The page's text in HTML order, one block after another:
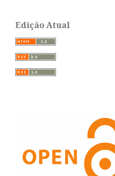
Edição Atual